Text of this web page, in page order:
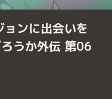
ンに出会いを
うか外伝 第06